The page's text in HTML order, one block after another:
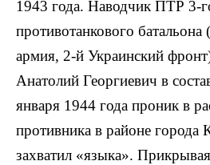
1943 года. Наводчик ПТР 3-
противотанкового батальона
армия, 2-й Украинский
Анатолий Георгиевич в
января 1944 года проник в
противника в районе города
захватил «языка».